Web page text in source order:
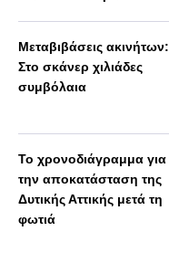
Μεταβιβάσεις ακινήτων:
Στο σκάνερ χιλιάδες
συμβόλαια
Το χρονοδιάγραμμα για
την αποκατάσταση της
Δυτικής Αττικής μετά τη
φωτιά